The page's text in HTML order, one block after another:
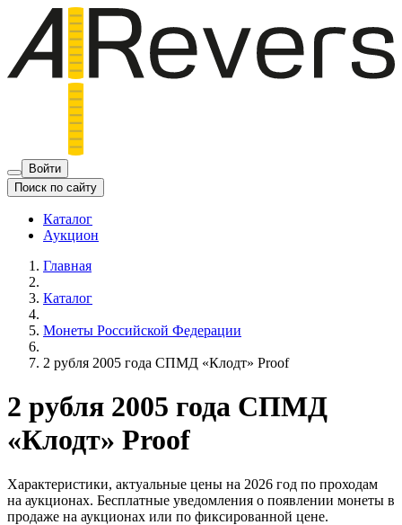
Войти
Поиск по сайту
Каталог
Аукцион
Главная
Каталог
Монеты Российской Федерации
2 рубля 2005 года СПМД «Клодт» Proof
2 рубля 2005 года СПМД
«Клодт» Proof
Характеристики, актуальные цены на 2026 год по проходам
на аукционах. Бесплатные уведомления о появлении монеты в
продаже на аукционах или по фиксированной цене.